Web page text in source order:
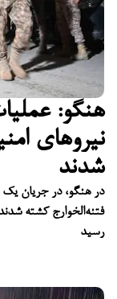
هنگو:
شدند
فتنه‌الخوارج کشته
رسید